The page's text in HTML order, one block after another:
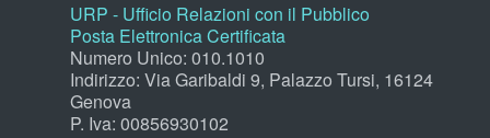
URP - Ufficio Relazioni con il Pubblico
Posta Elettronica Certificata
Numero Unico: 010.1010
Indirizzo: Via Garibaldi 9, Palazzo Tursi, 16124
Genova
P. Iva: 00856930102